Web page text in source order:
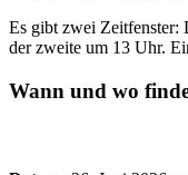
Es gibt zwei Zeitfenster:
der zweite um 13 Uhr.
Wann und wo